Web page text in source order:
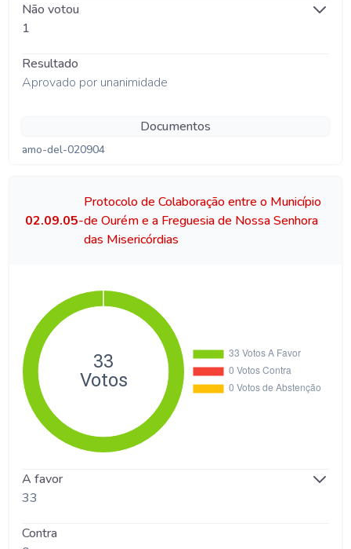
Não votou
1
Resultado
Aprovado por unanimidade
Documentos
amo-del-020904
02.09.05-
Protocolo de Colaboração entre o Município
de Ourém e a Freguesia de Nossa Senhora
das Misericórdias
A favor
33
Contra